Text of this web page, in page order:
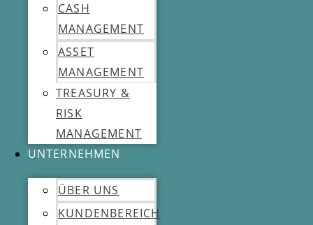
CASH
MANAGEMENT
ASSET
MANAGEMENT
TREASURY &
RISK
MANAGEMENT
UNTERNEHMEN
ÜBER UNS
KUNDENBEREICH